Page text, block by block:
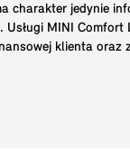
charakter jedynie
MINI Comfort
klienta oraz